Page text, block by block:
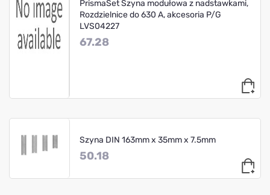
PrismaSet Szyna modułowa z nadstawkami,
Rozdzielnice do 630 A, akcesoria P/G
LVS04227
67.28
Szyna DIN 163mm x 35mm x 7.5mm
50.18